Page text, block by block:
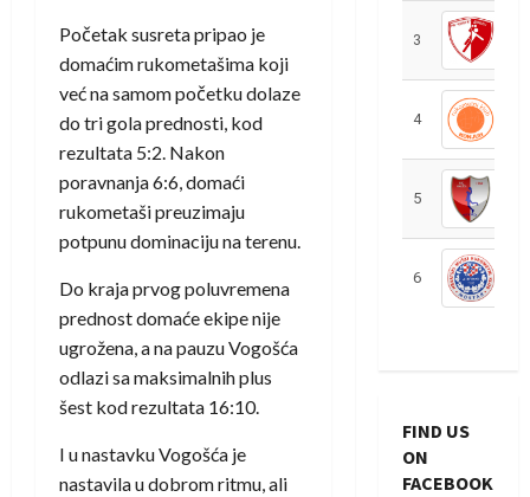
Početak susreta pripao je
domaćim rukometašima koji
već na samom početku dolaze
do tri gola prednosti, kod
rezultata 5:2. Nakon
poravnanja 6:6, domaći
rukometaši preuzimaju
potpunu dominaciju na terenu.
Do kraja prvog poluvremena
prednost domaće ekipe nije
ugrožena, a na pauzu Vogošća
odlazi sa maksimalnih plus
šest kod rezultata 16:10.
I u nastavku Vogošća je
nastavila u dobrom ritmu, ali
3
4
5
6
FIND US
ON
FACEBOOK